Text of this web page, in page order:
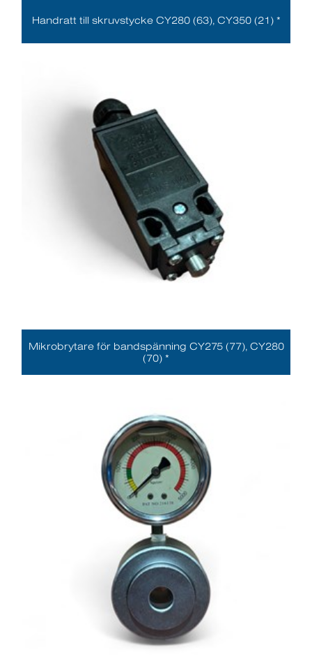
Handratt till skruvstycke CY280 (63), CY350 (21) *
Mikrobrytare för bandspänning CY275 (77), CY280
(70) *